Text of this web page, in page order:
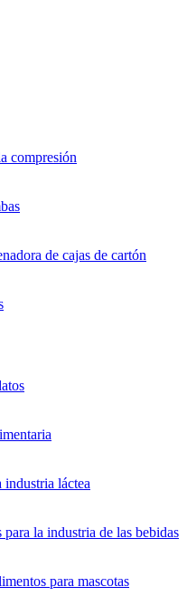
compresión
de cajas de cartón
láctea
para la industria de las bebidas
para mascotas